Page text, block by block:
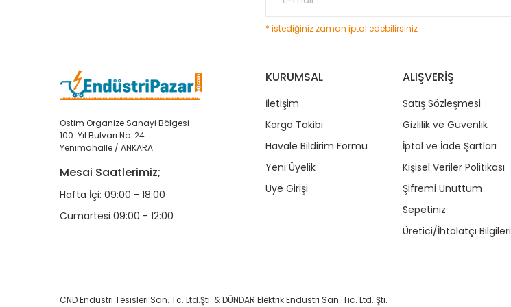
* istediğiniz zaman iptal edebilirsiniz
Ostim Organize Sanayi Bölgesi
100. Yıl Bulvarı No: 24
Yenimahalle / ANKARA
Mesai Saatlerimiz;
Hafta İçi: 09:00 - 18:00
Cumartesi 09:00 - 12:00
KURUMSAL
İletişim
Kargo Takibi
Havale Bildirim Formu
Yeni Üyelik
Üye Girişi
ALIŞVERİŞ
Satış Sözleşmesi
Gizlilik ve Güvenlik
İptal ve İade Şartları
Kişisel Veriler Politikası
Şifremi Unuttum
Sepetiniz
Üretici/İhtalatçı Bilgileri
CND Endüstri Tesisleri San. Tc. Ltd.Şti. & DÜNDAR Elektrik Endüstri San. Tic. Ltd. Şti.